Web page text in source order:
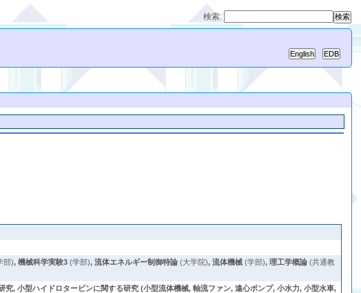
検索:
部),機械科学実験3 (学部),流体エネルギー制御特論 (大学院),流体機械 (学部),理工学概論 (共通教
, 小型ハイドロタービンに関する研究 (小型流体機械, 軸流ファン, 遠心ポンプ, 小水力, 小型水車,